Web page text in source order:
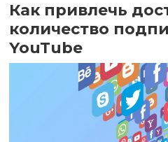
Как привлечь
количество
YouTube